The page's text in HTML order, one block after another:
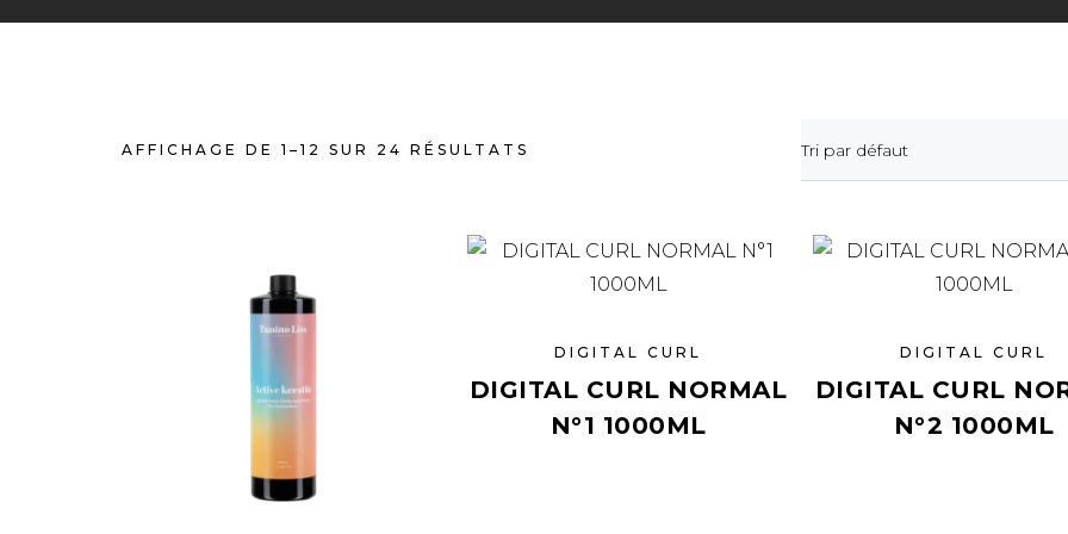
AFFICHAGE DE 1–12 SUR 24 RÉSULTATS Tri par défaut
DIGITAL CURL
DIGITAL CURL NORMAL
N°1 1000ML
DIGITAL CURL
DIGITAL CURL
N°2 1000ML